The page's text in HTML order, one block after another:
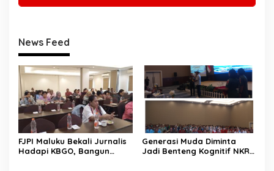
News Feed
FJPI Maluku Bekali Jurnalis
Hadapi KBGO, Bangun
Generasi Muda Diminta
Jadi Benteng Kognitif NKRI,